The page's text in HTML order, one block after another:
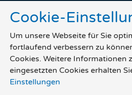
Cookie-
Um unsere Webseite für Sie
fortlaufend verbessern zu
Cookies. Weitere Informationen
eingesetzten Cookies erhalten
Einstellungen